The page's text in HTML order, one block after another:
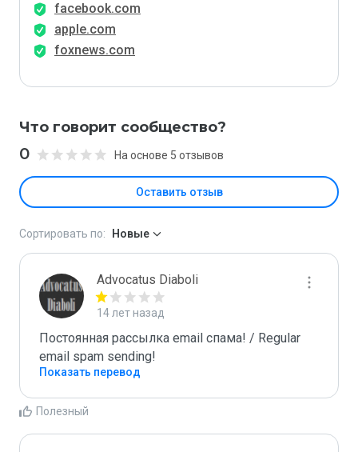
facebook.com
apple.com
foxnews.com
Что говорит сообщество?
0 На основе 5 отзывов
Оставить отзыв
Сортировать по: Новые
Advocatus Diaboli
14 лет назад
Постоянная рассылка email спама! / Regular
email spam sending!
Показать перевод
Полезный